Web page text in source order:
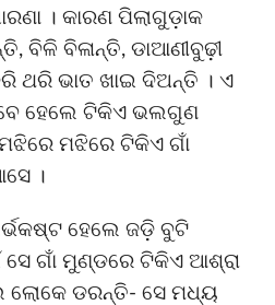
। କାରଣ ପିଲାଗୁଡ଼ାକ
ବିଳି ବିଳାନ୍ତି, ଡାଆଣୀବୁଢ଼ୀ
ଥରି ଭାତ ଖାଇ ଦିଅନ୍ତି । ଏ
ହେଲେ ଟିକିଏ ଭଲଗୁଣ
ମଝିରେ ମଝିରେ ଟିକିଏ ଗାଁ
।
ହେଲେ ଜଡ଼ି ବୁଟି
ସେ ଗାଁ ମୁଣ୍ଡରେ ଟିକିଏ ଆଶ୍ରା
ଲୋକେ ଡରନ୍ତି- ସେ ମଧ୍ୟ